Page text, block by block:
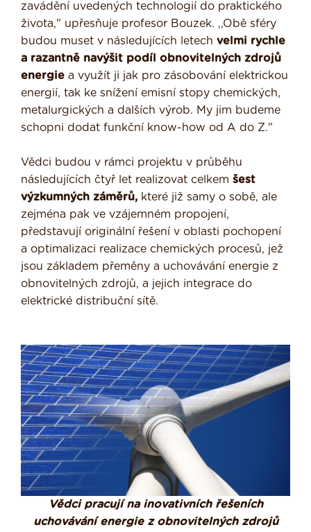
zavádění uvedených technologií do praktického
života," upřesňuje profesor Bouzek. ,,Obě sféry
budou muset v následujících letech velmi rychle
a razantně navýšit podíl obnovitelných zdrojů
energie a využít ji jak pro zásobování elektrickou
energií, tak ke snížení emisní stopy chemických,
metalurgických a dalších výrob. My jim budeme
schopni dodat funkční know-how od A do Z."
Vědci budou v rámci projektu v průběhu
následujících čtyř let realizovat celkem šest
výzkumných záměrů, které již samy o sobě, ale
zejména pak ve vzájemném propojení,
představují originální řešení v oblasti pochopení
a optimalizaci realizace chemických procesů, jež
jsou základem přeměny a uchovávání energie z
obnovitelných zdrojů, a jejich integrace do
elektrické distribuční sítě.
Vědci pracují na inovativních řešeních
uchovávání energie z obnovitelných zdrojů